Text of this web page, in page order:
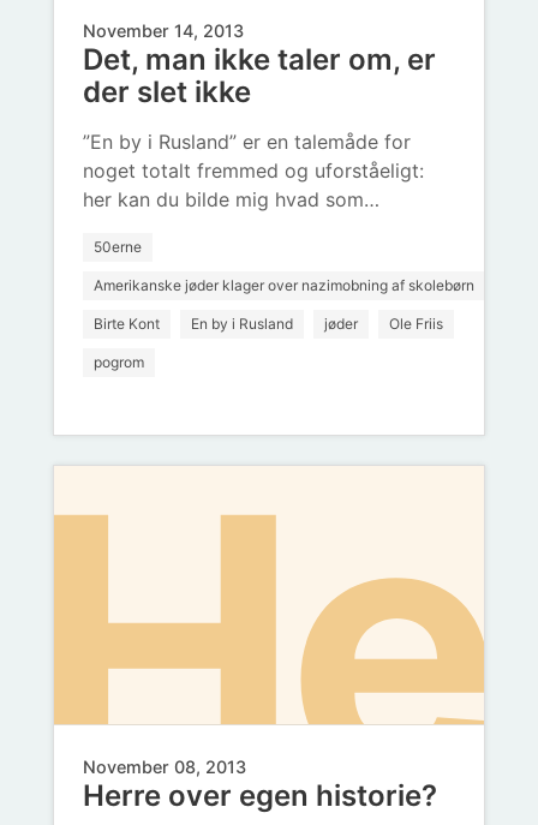
November 14, 2013
Det, man ikke taler om, er
der slet ikke
”En by i Rusland” er en talemåde for
noget totalt fremmed og uforståeligt:
her kan du bilde mig hvad som…
50erne
Amerikanske jøder klager over nazimobning af skolebørn
Birte Kont En by i Rusland jøder Ole Friis
pogrom
November 08, 2013
Herre over egen historie?